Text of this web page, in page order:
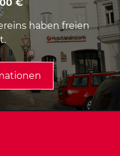
€
haben freien